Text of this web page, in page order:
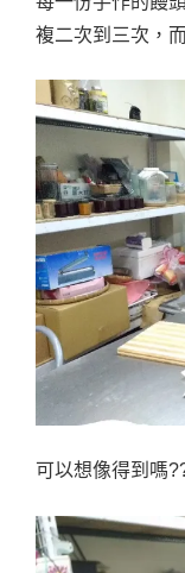
複二次到三次，
可以想像得到嗎